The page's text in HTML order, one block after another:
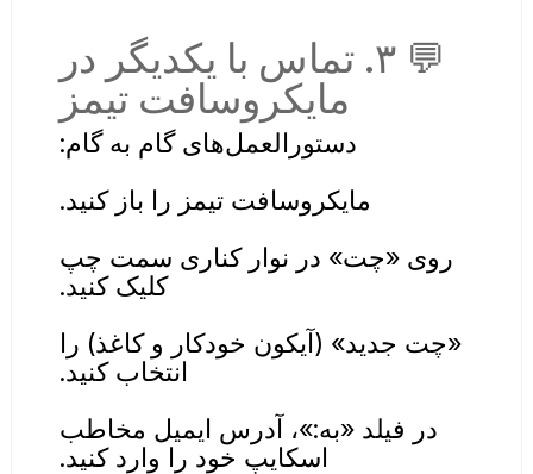
💬 ۳. تماس با یکدیگر در
مایکروسافت تیمز
دستورالعمل‌های گام به گام:
مایکروسافت تیمز را باز کنید.
روی «چت» در نوار کناری سمت چپ
کلیک کنید.
«چت جدید» (آیکون خودکار و کاغذ) را
انتخاب کنید.
در فیلد «به:»، آدرس ایمیل مخاطب
اسکایپ خود را وارد کنید.